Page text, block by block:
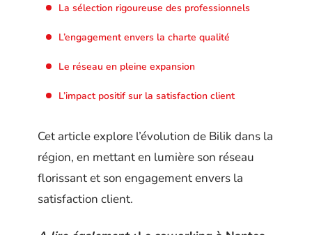
La sélection rigoureuse des professionnels
L’engagement envers la charte qualité
Le réseau en pleine expansion
L’impact positif sur la satisfaction client
Cet article explore l’évolution de Bilik dans la
région, en mettant en lumière son réseau
florissant et son engagement envers la
satisfaction client.